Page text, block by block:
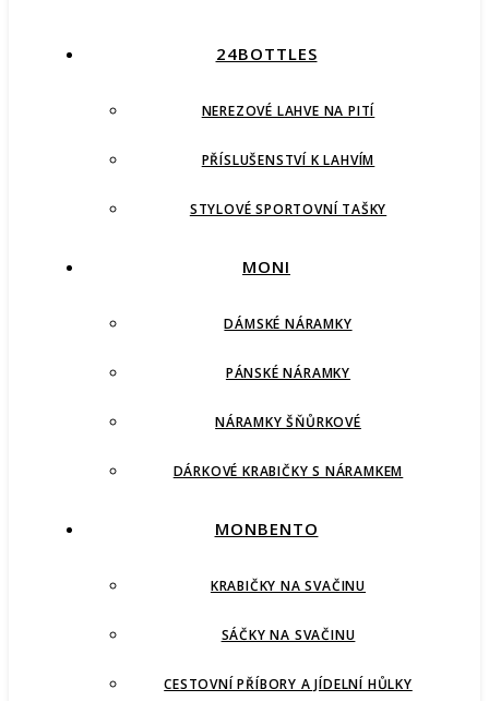
24BOTTLES
NEREZOVÉ LAHVE NA PITÍ
PŘÍSLUŠENSTVÍ K LAHVÍM
STYLOVÉ SPORTOVNÍ TAŠKY
MONI
DÁMSKÉ NÁRAMKY
PÁNSKÉ NÁRAMKY
NÁRAMKY ŠŇŮRKOVÉ
DÁRKOVÉ KRABIČKY S NÁRAMKEM
MONBENTO
KRABIČKY NA SVAČINU
SÁČKY NA SVAČINU
CESTOVNÍ PŘÍBORY A JÍDELNÍ HŮLKY